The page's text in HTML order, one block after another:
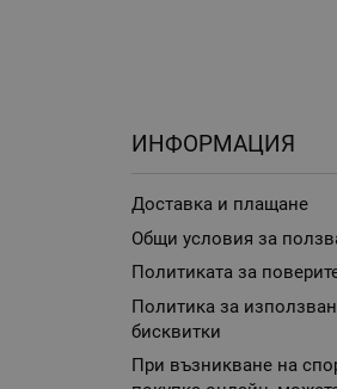
ИНФОРМАЦИЯ
Доставка и плащане
Общи условия за
Политиката за
Политика за
бисквитки
При възникване на